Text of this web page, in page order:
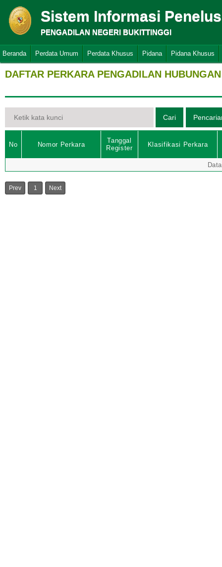
Sistem Informasi
PENGADILAN NEGERI BUKITTINGGI
Beranda Perdata Umum Perdata Khusus Pidana Pidana Khusus
DAFTAR PERKARA PENGADILAN
No Nomor Perkara
Tanggal
Register
Klasifikasi Perkara
Prev 1 Next